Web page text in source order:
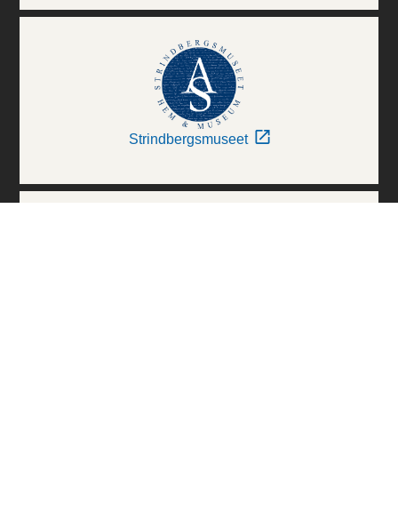
Strindbergsmuseet